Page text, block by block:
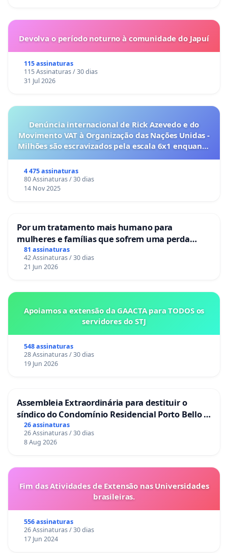
Devolva o período noturno à comunidade do Japuí
115 assinaturas
115 Assinaturas / 30 dias
31 Jul 2026
Denúncia internacional de Rick Azevedo e do
Movimento VAT à Organização das Nações Unidas -
Milhões são escravizados pela escala 6x1 enquanto
4 475 assinaturas
80 Assinaturas / 30 dias
14 Nov 2025
Por um tratamento mais humano para
mulheres e famílias que sofrem uma perda
gestacional nos hospitais portugueses
81 assinaturas
42 Assinaturas / 30 dias
21 Jun 2026
Apoiamos a extensão da GAACTA para TODOS os
servidores do STJ
548 assinaturas
28 Assinaturas / 30 dias
19 Jun 2026
Assembleia Extraordinária para destituir o
síndico do Condomínio Residencial Porto Bello -
La Casa
26 assinaturas
26 Assinaturas / 30 dias
8 Aug 2026
Fim das Atividades de Extensão nas Universidades
brasileiras.
556 assinaturas
26 Assinaturas / 30 dias
17 Jun 2024